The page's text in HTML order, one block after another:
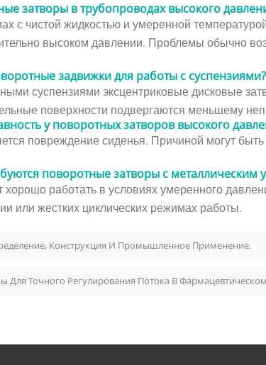
затворы в трубопроводах высокого
с чистой жидкостью и умеренной
высоком давлении. Проблемы обычно
задвижки для работы с суспензиями?
суспензиями эксцентриковые дисковые
поверхности подвергаются меньшему
у поворотных затворов высокого
повреждение сиденья. Причиной могут
поворотные затворы с металлическим
работать в условиях умеренного
или жестких циклических режимах работы.
Конструкция И Промышленное Применение.
Точного Регулирования Потока В